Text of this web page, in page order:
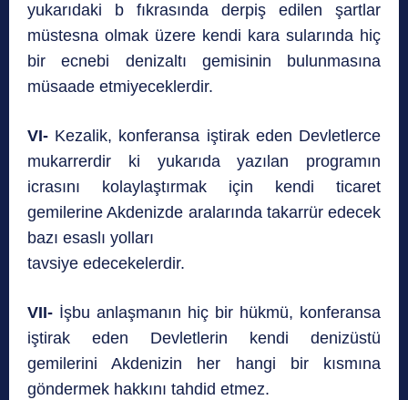
yukarıdaki b fıkrasında derpiş edilen şartlar
müstesna olmak üzere kendi kara sularında hiç
bir ecnebi denizaltı gemisinin bulunmasına
müsaade etmiyeceklerdir.
VI- Kezalik, konferansa iştirak eden Devletlerce
mukarrerdir ki yukarıda yazılan programın
icrasını kolaylaştırmak için kendi ticaret
gemilerine Akdenizde aralarında takarrür edecek
bazı esaslı yolları
tavsiye edecekelerdir.
VII- İşbu anlaşmanın hiç bir hükmü, konferansa
iştirak eden Devletlerin kendi denizüstü
gemilerini Akdenizin her hangi bir kısmına
göndermek hakkını tahdid etmez.